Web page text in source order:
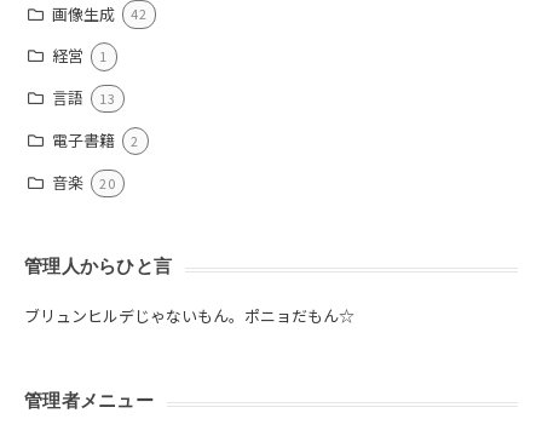
画像生成 42
経営 1
言語 13
電子書籍 2
音楽 20
管理人からひと言
ブリュンヒルデじゃないもん。ポニョだもん☆
管理者メニュー